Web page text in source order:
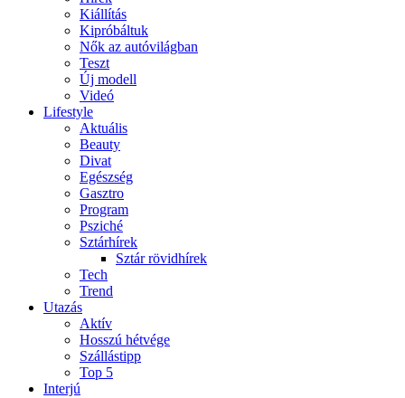
Kiállítás
Kipróbáltuk
Nők az autóvilágban
Teszt
Új modell
Videó
Lifestyle
Aktuális
Beauty
Divat
Egészség
Gasztro
Program
Psziché
Sztárhírek
Sztár rövidhírek
Tech
Trend
Utazás
Aktív
Hosszú hétvége
Szállástipp
Top 5
Interjú